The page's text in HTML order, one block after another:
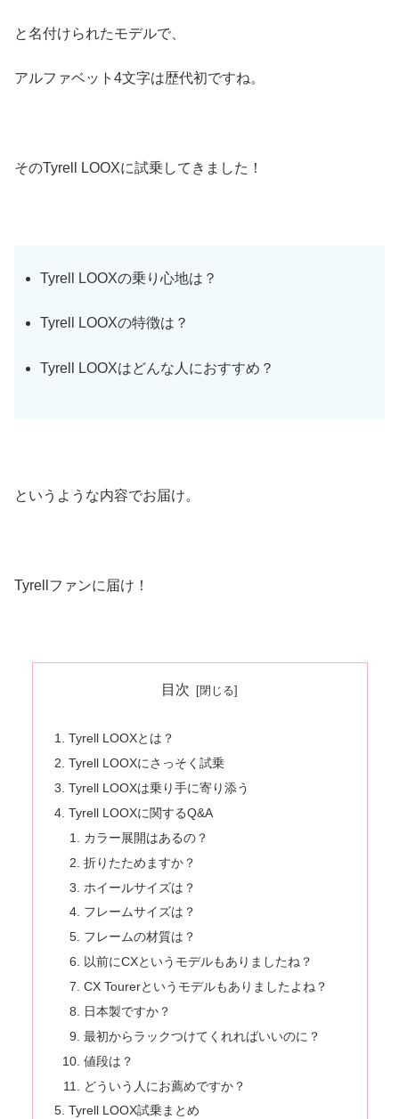
と名付けられたモデルで、
アルファベット4文字は歴代初ですね。
そのTyrell LOOXに試乗してきました！
Tyrell LOOXの乗り心地は？
Tyrell LOOXの特徴は？
Tyrell LOOXはどんな人におすすめ？
というような内容でお届け。
Tyrellファンに届け！
目次
Tyrell LOOXとは？
Tyrell LOOXにさっそく試乗
Tyrell LOOXは乗り手に寄り添う
Tyrell LOOXに関するQ&A
カラー展開はあるの？
折りたためますか？
ホイールサイズは？
フレームサイズは？
フレームの材質は？
以前にCXというモデルもありましたね？
CX Tourerというモデルもありましたよね？
日本製ですか？
最初からラックつけてくれればいいのに？
値段は？
どういう人にお薦めですか？
Tyrell LOOX試乗まとめ